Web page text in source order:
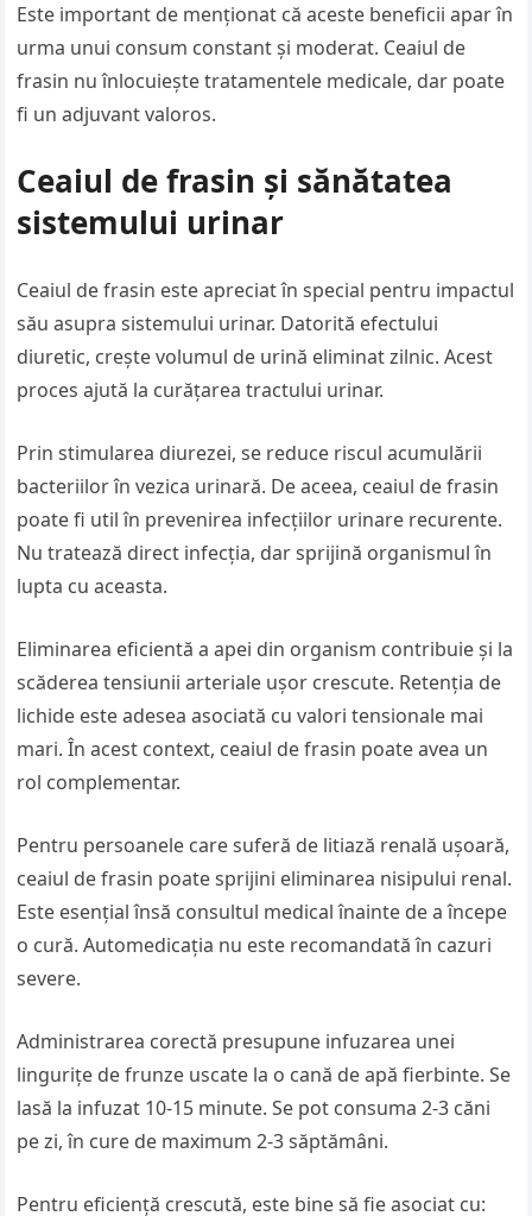
Este important de menționat că aceste beneficii apar în
urma unui consum constant și moderat. Ceaiul de
frasin nu înlocuiește tratamentele medicale, dar poate
fi un adjuvant valoros.
Ceaiul de frasin și sănătatea
sistemului urinar
Ceaiul de frasin este apreciat în special pentru impactul
său asupra sistemului urinar. Datorită efectului
diuretic, crește volumul de urină eliminat zilnic. Acest
proces ajută la curățarea tractului urinar.
Prin stimularea diurezei, se reduce riscul acumulării
bacteriilor în vezica urinară. De aceea, ceaiul de frasin
poate fi util în prevenirea infecțiilor urinare recurente.
Nu tratează direct infecția, dar sprijină organismul în
lupta cu aceasta.
Eliminarea eficientă a apei din organism contribuie și la
scăderea tensiunii arteriale ușor crescute. Retenția de
lichide este adesea asociată cu valori tensionale mai
mari. În acest context, ceaiul de frasin poate avea un
rol complementar.
Pentru persoanele care suferă de litiază renală ușoară,
ceaiul de frasin poate sprijini eliminarea nisipului renal.
Este esențial însă consultul medical înainte de a începe
o cură. Automedicația nu este recomandată în cazuri
severe.
Administrarea corectă presupune infuzarea unei
lingurițe de frunze uscate la o cană de apă fierbinte. Se
lasă la infuzat 10-15 minute. Se pot consuma 2-3 căni
pe zi, în cure de maximum 2-3 săptămâni.
Pentru eficiență crescută, este bine să fie asociat cu: